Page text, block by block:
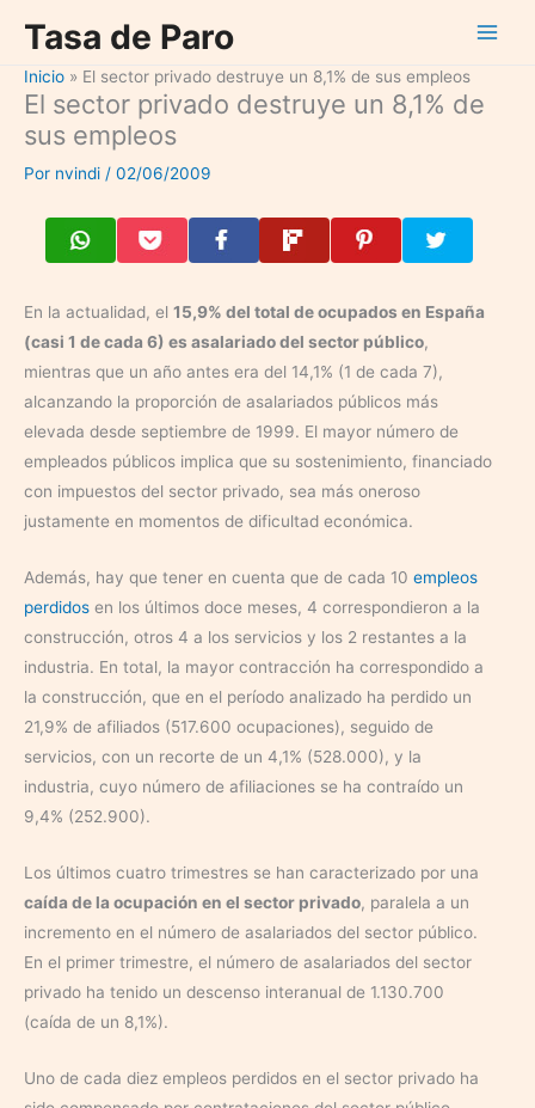
contenido
Tasa de Paro
Inicio El sector privado destruye un 8,1% de sus empleos
El sector privado destruye un 8,1% de
sus empleos
Por nvindi / 02/06/2009
En la actualidad, el 15,9% del total de ocupados en España
(casi 1 de cada 6) es asalariado del sector público,
mientras que un año antes era del 14,1% (1 de cada 7),
alcanzando la proporción de asalariados públicos más
elevada desde septiembre de 1999. El mayor número de
empleados públicos implica que su sostenimiento, financiado
con impuestos del sector privado, sea más oneroso
justamente en momentos de dificultad económica.
Además, hay que tener en cuenta que de cada 10 empleos
perdidos en los últimos doce meses, 4 correspondieron a la
construcción, otros 4 a los servicios y los 2 restantes a la
industria. En total, la mayor contracción ha correspondido a
la construcción, que en el período analizado ha perdido un
21,9% de afiliados (517.600 ocupaciones), seguido de
servicios, con un recorte de un 4,1% (528.000), y la
industria, cuyo número de afiliaciones se ha contraído un
9,4% (252.900).
Los últimos cuatro trimestres se han caracterizado por una
caída de la ocupación en el sector privado, paralela a un
incremento en el número de asalariados del sector público.
En el primer trimestre, el número de asalariados del sector
privado ha tenido un descenso interanual de 1.130.700
(caída de un 8,1%).
Uno de cada diez empleos perdidos en el sector privado ha